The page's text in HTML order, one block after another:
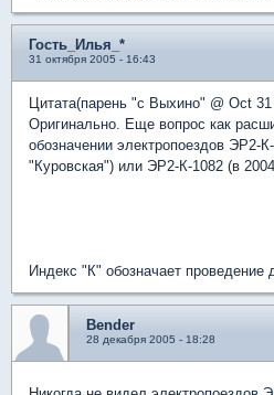
Гость_Илья_*
31 октября 2005 - 16:43
Цитата(парень "с Выхино" @ Oct
Оригинально. Еще вопрос как
обозначении электропоездов ЭР2-
"Куровская") или ЭР2-К-1082 (в
Индекс "К" обозначает проведение
Bender
28 декабря 2005 - 18:28